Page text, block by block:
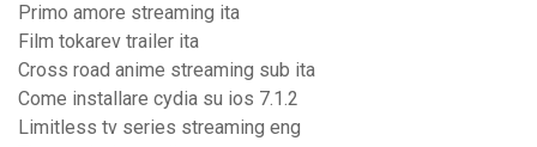
Primo amore streaming ita
Film tokarev trailer ita
Cross road anime streaming sub ita
Come installare cydia su ios 7.1.2
Limitless tv series streaming eng